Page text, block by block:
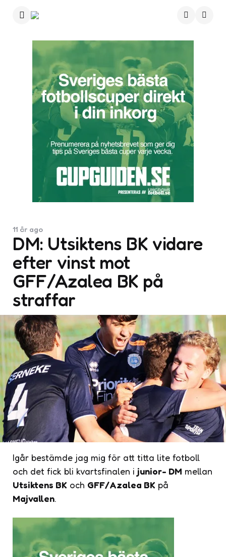
DM: Utsiktens BK vidare
efter vinst mot
GFF/Azalea BK på
straffar
11 år ago
Igår bestämde jag mig för att titta lite fotboll
och det fick bli kvartsfinalen i junior- DM mellan
Utsiktens BK och GFF/Azalea BK på
Majvallen.